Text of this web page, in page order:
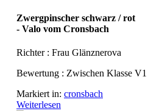
Zwergpinscher schwarz / rot
- Valo vom Cronsbach
Richter : Frau Glänznerova
Bewertung : Zwischen Klasse V1
Markiert in: cronsbach
Weiterlesen